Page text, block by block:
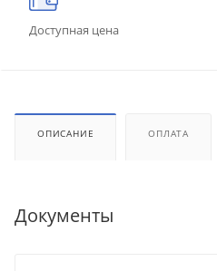
Доступная цена
ОПИСАНИЕ ОПЛАТА
Документы